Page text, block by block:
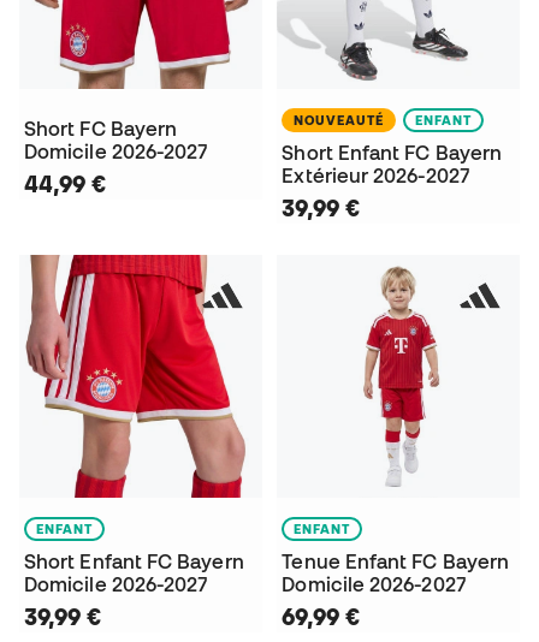
Short FC Bayern
Domicile 2026-2027
44,99 €
NOUVEAUTÉ ENFANT
Short Enfant FC Bayern
Extérieur 2026-2027
39,99 €
ENFANT
Short Enfant FC Bayern
Domicile 2026-2027
39,99 €
ENFANT
Tenue Enfant FC Bayern
Domicile 2026-2027
69,99 €